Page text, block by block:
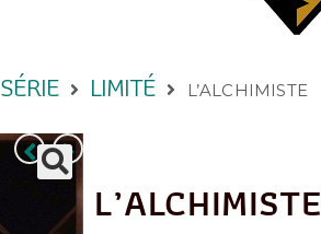
SÉRIE LIMITÉ L’ALCHIMISTE
L’ALCHIMISTE